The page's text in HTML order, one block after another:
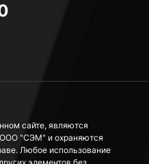
сайте, являются
ООО "СЭМ" и охраняются
Любое использование